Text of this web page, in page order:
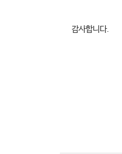
감사합니다.
- 큐로